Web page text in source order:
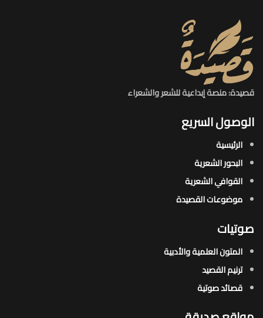
قصيدة: منصة إبداعية للشعر والشعراء
الوصول السريع
الرئيسية
البحور الشعرية​
القوافي الشعرية​
موضوعات القصيدة​
صوتيات
المتون العلمية والأدبية
ترنيم القصيد
قصائد صوتية